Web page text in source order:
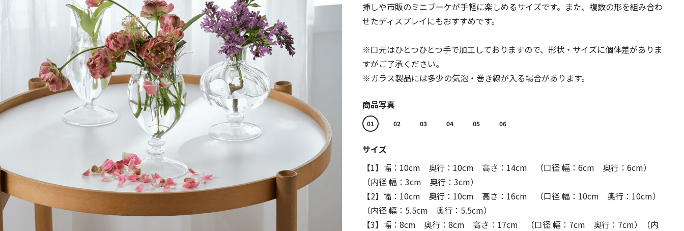
挿しや市販のミニブーケが手軽に楽しめるサイズです。また、複数の形を組み合わ
せたディスプレイにもおすすめです。
※口元はひとつひとつ手で加工しておりますので、形状・サイズに個体差がありま
すがご了承ください。
※ガラス製品には多少の気泡・巻き線が入る場合があります。
商品写真
01 02 03 04 05 06
サイズ
【1】幅：10cm 奥行：10cm 高さ：14cm （口径 幅：6cm 奥行：6cm）
（内径 幅：3cm 奥行：3cm）
【2】幅：10cm 奥行：10cm 高さ：16cm （口径 幅：10cm 奥行：10cm）
（内径 幅：5.5cm 奥行：5.5cm）
【3】幅：8cm 奥行：8cm 高さ：17cm （口径 幅：7cm 奥行：7cm）（内